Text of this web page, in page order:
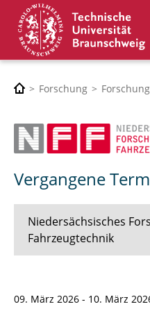
Forschung
Vergangene
Niedersächsisches
Fahrzeugtechnik
09. März 2026 - 10. März